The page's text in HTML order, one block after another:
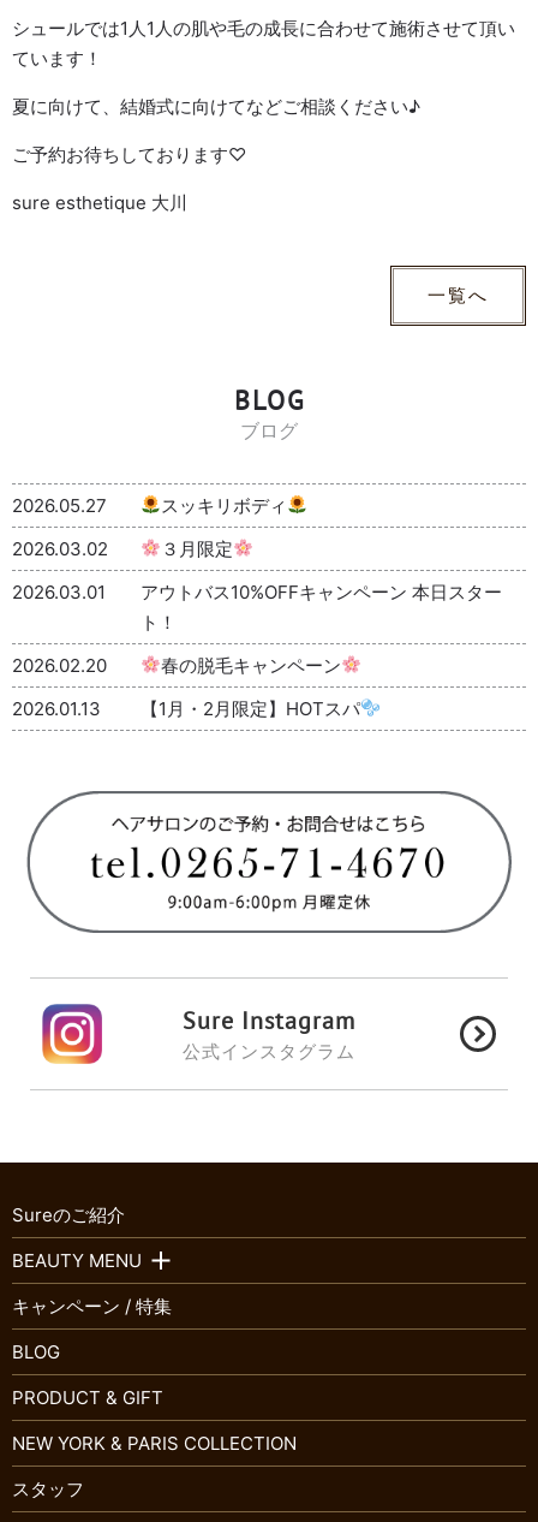
シュールでは1人1人の肌や毛の成長に合わせて施術させて頂い
ています ！
夏に向けて、結婚式に向けてなどご相談ください♪
ご予約お待ちしております♡
sure esthetique 大川
一覧へ
BLOG
ブログ
2026.05.27
スッキリボディ
2026.03.02
３月限定
2026.03.01
アウトバス10%OFFキャンペーン 本日スター
ト！
2026.02.20
春の脱毛キャンペーン
2026.01.13
【1月・2月限定】HOTスパ
Sure Instagram
公式インスタグラム
Sureのご紹介
BEAUTY MENU
キャンペーン / 特集
BLOG
PRODUCT & GIFT
NEW YORK & PARIS COLLECTION
スタッフ